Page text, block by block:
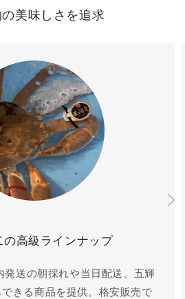
美味しさを追求
の高級ラインナップ
発送の朝採れや当日配送、五輝
きる商品を提供。格安販売で